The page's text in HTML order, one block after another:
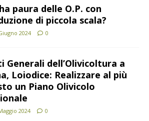
paura delle O.P. con
di piccola scala?
2024 0
Generali dell’Olivicoltura a
Loiodice: Realizzare al più
un Piano Olivicolo
2024 0